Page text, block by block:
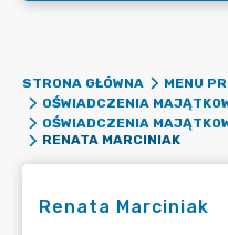
STRONA GŁÓWNA
MENU
OŚWIADCZENIA
OŚWIADCZENIA
RENATA MARCINIAK
Renata Marciniak